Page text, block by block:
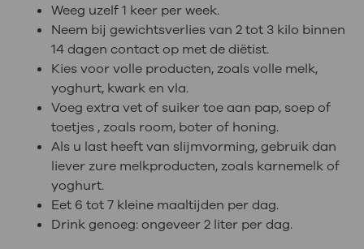
Weeg uzelf 1 keer per week.
Neem bij gewichtsverlies van 2 tot 3 kilo binnen
14 dagen contact op met de diëtist.
Kies voor volle producten, zoals volle melk,
yoghurt, kwark en vla.
Voeg extra vet of suiker toe aan pap, soep of
toetjes , zoals room, boter of honing.
Als u last heeft van slijmvorming, gebruik dan
liever zure melkproducten, zoals karnemelk of
yoghurt.
Eet 6 tot 7 kleine maaltijden per dag.
Drink genoeg: ongeveer 2 liter per dag.